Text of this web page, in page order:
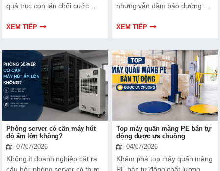
quả trục con lăn chổi cước
thực tế giúp nhà xưởng tối ưu
XEM TIẾP
nhưng vẫn đảm bảo đường cắt
theo thời gian? Thực tế, không
ba tiêu chí: cắt mượt, dễ sử
dụng và độ bền cao
XEM TIẾP
Phòng server có cần máy hút
độ ẩm lớn không?
07/07/2026
Không ít doanh nghiệp đặt ra
câu hỏi: phòng server có thực
Top máy quấn màng PE bán tự
động được ưa chuộng
04/07/2026
Khám phá top máy quấn màng
PE bán tự động chất lượng,